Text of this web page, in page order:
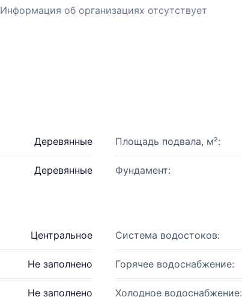
Информация об организациях отсутствует
Деревянные Площадь подвала, м²:
Деревянные Фундамент:
Центральное Система водостоков:
Не заполнено Горячее водоснабжение:
Не заполнено Холодное водоснабжение: